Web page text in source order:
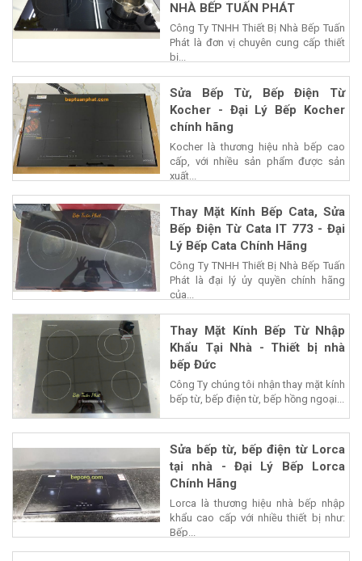
NHÀ BẾP TUẤN PHÁT
Công Ty TNHH Thiết Bị Nhà Bếp Tuấn
Phát là đơn vị chuyên cung cấp thiết
bị...
Sửa Bếp Từ, Bếp Điện Từ
Kocher - Đại Lý Bếp Kocher
chính hãng
Kocher là thương hiệu nhà bếp cao
cấp, với nhiều sản phẩm được sản
xuất...
Thay Mặt Kính Bếp Cata, Sửa
Bếp Điện Từ Cata IT 773 - Đại
Lý Bếp Cata Chính Hãng
Công Ty TNHH Thiết Bị Nhà Bếp Tuấn
Phát là đại lý ủy quyền chính hãng
của...
Thay Mặt Kính Bếp Từ Nhập
Khẩu Tại Nhà - Thiết bị nhà
bếp Đức
Công Ty chúng tôi nhận thay mặt kính
bếp từ, bếp điện từ, bếp hồng ngoại...
Sửa bếp từ, bếp điện từ Lorca
tại nhà - Đại Lý Bếp Lorca
Chính Hãng
Lorca là thương hiệu nhà bếp nhập
khẩu cao cấp với nhiều thiết bị như:
Bếp...